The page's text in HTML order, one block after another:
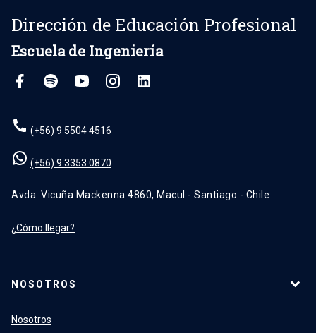
Dirección de Educación Profesional
Escuela de Ingeniería
(+56) 9 5504 4516
(+56) 9 3353 0870
Avda. Vicuña Mackenna 4860, Macul - Santiago - Chile
¿Cómo llegar?
NOSOTROS
Nosotros